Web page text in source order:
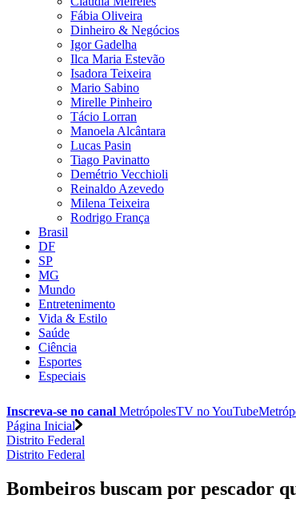
Fábia Oliveira
Dinheiro & Negócios
Igor Gadelha
Ilca Maria Estevão
Isadora Teixeira
Mario Sabino
Mirelle Pinheiro
Tácio Lorran
Manoela Alcântara
Lucas Pasin
Tiago Pavinatto
Demétrio Vecchioli
Reinaldo Azevedo
Milena Teixeira
Rodrigo França
Brasil
DF
SP
MG
Mundo
Entretenimento
Vida & Estilo
Saúde
Ciência
Esportes
Especiais
Inscreva-se no canal MetrópolesTV noYouTube
Página Inicial
Distrito Federal
Distrito Federal
Bombeiros buscam por pescador